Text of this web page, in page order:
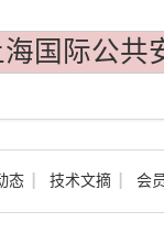
国际公共
态 技术文摘 会